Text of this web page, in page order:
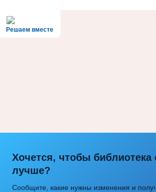
Решаем вместе
Хочется, чтобы библиотека
лучше?
Сообщите, какие нужны изменения и